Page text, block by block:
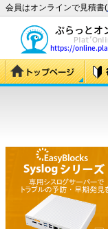
会員はオンラインで見積書(